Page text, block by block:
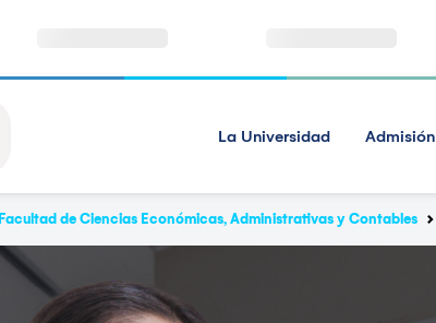
La Universidad Admisión
Facultad de Ciencias Económicas, Administrativas y Contables